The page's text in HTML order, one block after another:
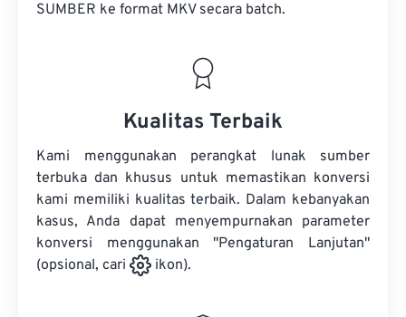
SUMBER ke format MKV secara batch.
Kualitas Terbaik
Kami menggunakan perangkat lunak sumber
terbuka dan khusus untuk memastikan konversi
kami memiliki kualitas terbaik. Dalam kebanyakan
kasus, Anda dapat menyempurnakan parameter
konversi menggunakan "Pengaturan Lanjutan"
(opsional, cari
ikon).